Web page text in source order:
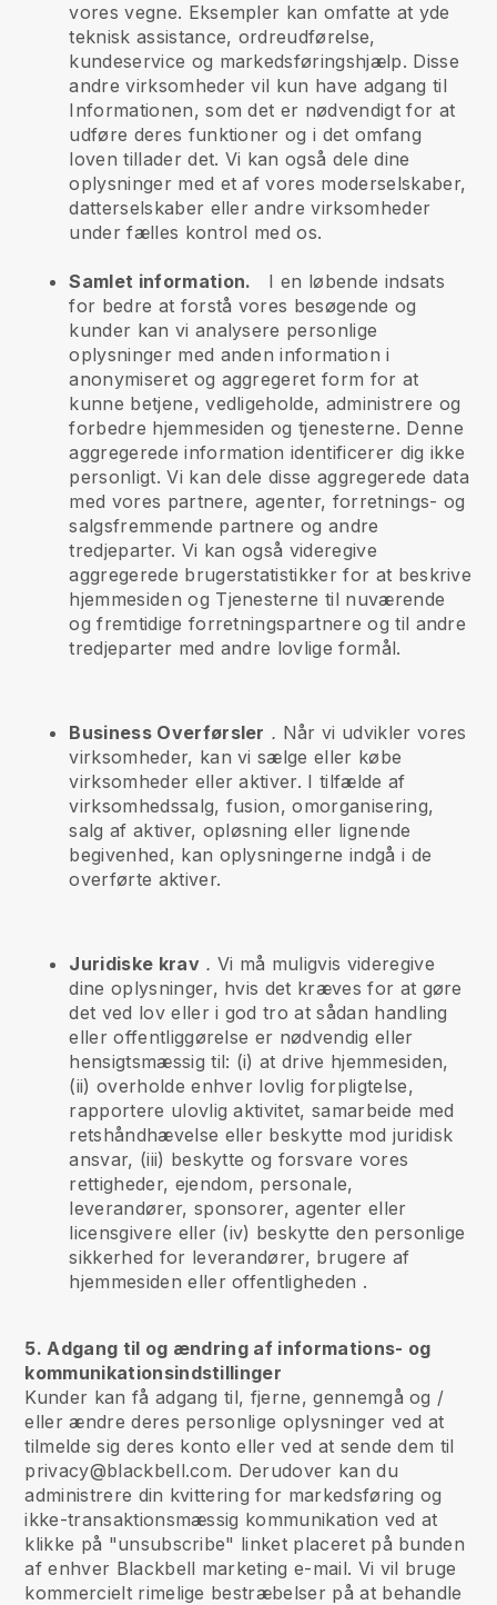
vores vegne. Eksempler kan omfatte at yde
teknisk assistance, ordreudførelse,
kundeservice og markedsføringshjælp. Disse
andre virksomheder vil kun have adgang til
Informationen, som det er nødvendigt for at
udføre deres funktioner og i det omfang
loven tillader det. Vi kan også dele dine
oplysninger med et af vores moderselskaber,
datterselskaber eller andre virksomheder
under fælles kontrol med os.
Samlet information.
I en løbende indsats
for bedre at forstå vores besøgende og
kunder kan vi analysere personlige
oplysninger med anden information i
anonymiseret og aggregeret form for at
kunne betjene, vedligeholde, administrere og
forbedre hjemmesiden og tjenesterne. Denne
aggregerede information identificerer dig ikke
personligt. Vi kan dele disse aggregerede data
med vores partnere, agenter, forretnings- og
salgsfremmende partnere og andre
tredjeparter. Vi kan også videregive
aggregerede brugerstatistikker for at beskrive
hjemmesiden og Tjenesterne til nuværende
og fremtidige forretningspartnere og til andre
tredjeparter med andre lovlige formål.
Business Overførsler . Når vi udvikler vores
virksomheder, kan vi sælge eller købe
virksomheder eller aktiver. I tilfælde af
virksomhedssalg, fusion, omorganisering,
salg af aktiver, opløsning eller lignende
begivenhed, kan oplysningerne indgå i de
overførte aktiver.
Juridiske krav . Vi må muligvis videregive
dine oplysninger, hvis det kræves for at gøre
det ved lov eller i god tro at sådan handling
eller offentliggørelse er nødvendig eller
hensigtsmæssig til: (i) at drive hjemmesiden,
(ii) overholde enhver lovlig forpligtelse,
rapportere ulovlig aktivitet, samarbeide med
retshåndhævelse eller beskytte mod juridisk
ansvar, (iii) beskytte og forsvare vores
rettigheder, ejendom, personale,
leverandører, sponsorer, agenter eller
licensgivere eller (iv) beskytte den personlige
sikkerhed for leverandører, brugere af
hjemmesiden eller offentligheden .
5. Adgang til og ændring af informations- og
kommunikationsindstillinger
Kunder kan få adgang til, fjerne, gennemgå og /
eller ændre deres personlige oplysninger ved at
tilmelde sig deres konto eller ved at sende dem til
privacy@blackbell.com. Derudover kan du
administrere din kvittering for markedsføring og
ikke-transaktionsmæssig kommunikation ved at
klikke på "unsubscribe" linket placeret på bunden
af enhver Blackbell marketing e-mail. Vi vil bruge
kommercielt rimelige bestræbelser på at behandle